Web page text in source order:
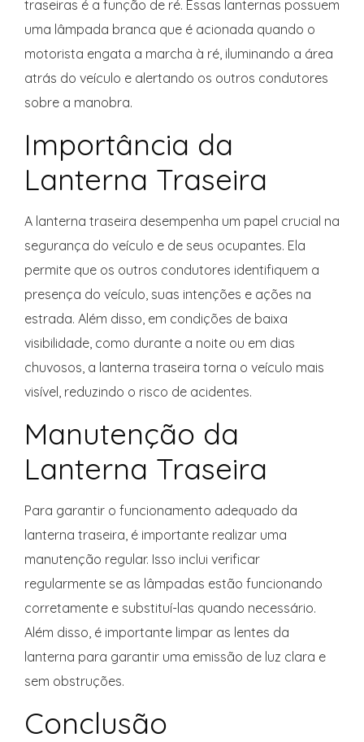
traseiras é a função de ré. Essas lanternas possuem
uma lâmpada branca que é acionada quando o
motorista engata a marcha à ré, iluminando a área
atrás do veículo e alertando os outros condutores
sobre a manobra.
Importância da
Lanterna Traseira
A lanterna traseira desempenha um papel crucial na
segurança do veículo e de seus ocupantes. Ela
permite que os outros condutores identifiquem a
presença do veículo, suas intenções e ações na
estrada. Além disso, em condições de baixa
visibilidade, como durante a noite ou em dias
chuvosos, a lanterna traseira torna o veículo mais
visível, reduzindo o risco de acidentes.
Manutenção da
Lanterna Traseira
Para garantir o funcionamento adequado da
lanterna traseira, é importante realizar uma
manutenção regular. Isso inclui verificar
regularmente se as lâmpadas estão funcionando
corretamente e substituí-las quando necessário.
Além disso, é importante limpar as lentes da
lanterna para garantir uma emissão de luz clara e
sem obstruções.
Conclusão